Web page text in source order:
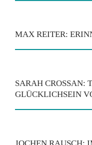
MAX REITER:
SARAH CROSSAN:
GLÜCKLICHSEIN